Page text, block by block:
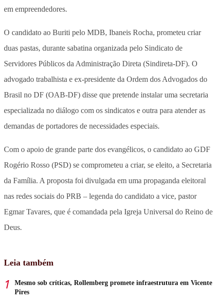
em empreendedores.
O candidato ao Buriti pelo MDB, Ibaneis Rocha, prometeu criar
duas pastas, durante sabatina organizada pelo Sindicato de
Servidores Públicos da Administração Direta (Sindireta-DF). O
advogado trabalhista e ex-presidente da Ordem dos Advogados do
Brasil no DF (OAB-DF) disse que pretende instalar uma secretaria
especializada no diálogo com os sindicatos e outra para atender as
demandas de portadores de necessidades especiais.
Com o apoio de grande parte dos evangélicos, o candidato ao GDF
Rogério Rosso (PSD) se comprometeu a criar, se eleito, a Secretaria
da Família. A proposta foi divulgada em uma propaganda eleitoral
nas redes sociais do PRB – legenda do candidato a vice, pastor
Egmar Tavares, que é comandada pela Igreja Universal do Reino de
Deus.
Leia também
Mesmo sob críticas, Rollemberg promete infraestrutura em Vicente
Pires